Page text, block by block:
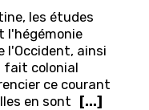
les études
l'hégémonie
l'Occident, ainsi
fait colonial
ce courant
en sont [...]